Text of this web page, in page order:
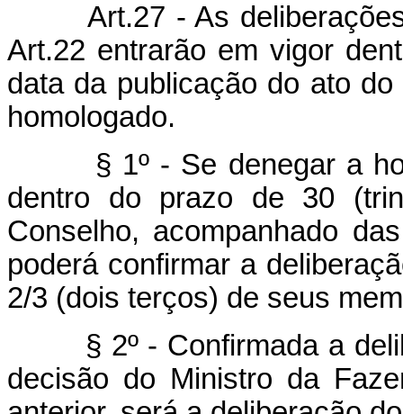
Art.27 - As deliberações
Art.22 entrarão em vigor
data da publicação do ato
homologado.
§ 1º - Se denegar a
dentro do prazo de 30
Conselho, acompanhado
poderá confirmar a
2/3 (dois terços) de seus
§ 2º - Confirmada a
decisão do Ministro da